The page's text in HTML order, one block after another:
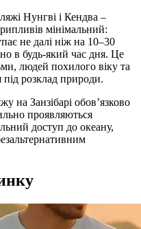
Нунгві і Кендва –
мінімальний:
не далі ніж на 10–30
в будь-який час дня. Це
людей похилого віку та
під розклад природи.
на Занзібарі обов’язково
проявляються
доступ до океану,